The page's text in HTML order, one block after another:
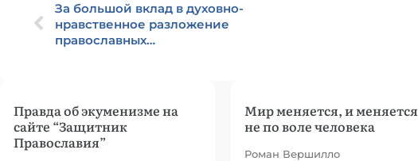
За большой вклад в духовно-
нравственное разложение
православных…
Правда об экуменизме на
сайте “Защитник
Православия”
Мир меняется, и меняется
не по воле человека
Роман Вершилло